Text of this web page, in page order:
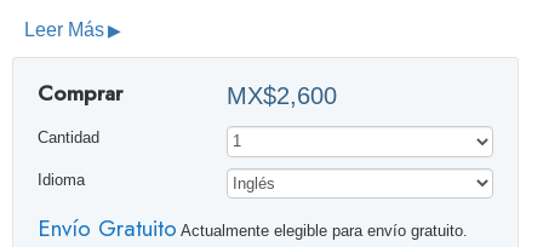
Leer Más
Comprar MX$2,600
Cantidad
Idioma
Envío Gratuito Actualmente elegible para envío gratuito.